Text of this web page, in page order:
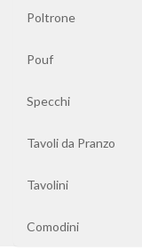
Poltrone
Pouf
Specchi
Tavoli da Pranzo
Tavolini
Comodini